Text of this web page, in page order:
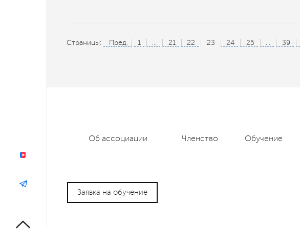
Страницы: Пред. 1 21 22 23 24 25 39
Заявка на обучение
Об ассоциации Членство Обучение